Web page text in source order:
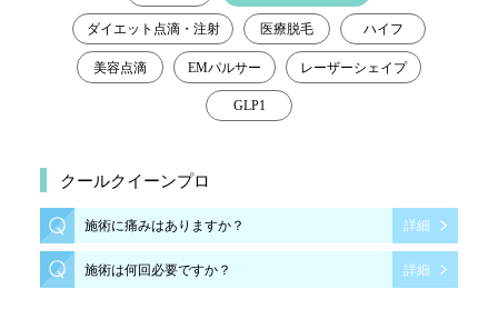
ダイエット点滴・注射 医療脱毛 ハイフ
美容点滴 EMパルサー レーザーシェイプ
GLP1
クールクイーンプロ
施術に痛みはありますか？ 詳細
施術は何回必要ですか？ 詳細